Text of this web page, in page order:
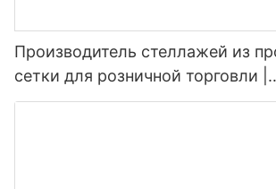
Производитель стеллажей из
сетки для розничной торговли |
Индивидуальные решения для